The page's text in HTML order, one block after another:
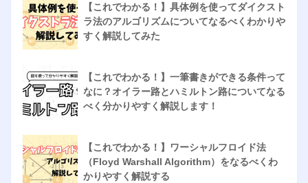
【これでわかる！】具体例を使ってダイクスト
ラ法のアルゴリズムについてなるべくわかりや
すく解説してみた
【これでわかる！】一筆書きができる条件って
なに？オイラー路とハミルトン路についてなる
べく分かりやすく解説します！
【これでわかる！】ワーシャルフロイド法
（Floyd Warshall Algorithm）をなるべくわ
かりやすく解説する